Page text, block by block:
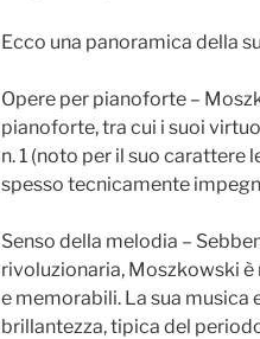
Ecco una panoramica della
Opere per pianoforte –
pianoforte, tra cui i suoi
n. 1 (noto per il suo carattere
spesso tecnicamente
Senso della melodia –
rivoluzionaria, Moszkowski
e memorabili. La sua musica
brillantezza, tipica del